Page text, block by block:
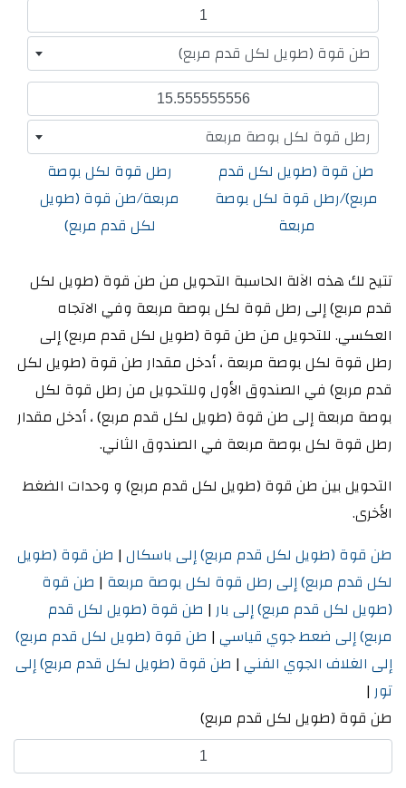
طن قوة (طويل لكل قدم مربع)
رطل قوة لكل بوصة مربعة
طن قوة (طويل لكل قدم
مربع)/رطل قوة لكل بوصة
مربعة
رطل قوة لكل بوصة
مربعة/طن قوة (طويل
لكل قدم مربع)
تتيح لك هذه الآلة الحاسبة التحويل من طن قوة (طويل لكل
قدم مربع) إلى رطل قوة لكل بوصة مربعة وفي الاتجاه
العكسي. للتحويل من طن قوة (طويل لكل قدم مربع) إلى
رطل قوة لكل بوصة مربعة ، أدخل مقدار طن قوة (طويل لكل
قدم مربع) في الصندوق الأول وللتحويل من رطل قوة لكل
بوصة مربعة إلى طن قوة (طويل لكل قدم مربع) ، أدخل مقدار
رطل قوة لكل بوصة مربعة في الصندوق الثاني.
التحويل بين طن قوة (طويل لكل قدم مربع) و وحدات الضغط
الأخرى.
طن قوة (طويل لكل قدم مربع) إلى باسكال | طن قوة (طويل
لكل قدم مربع) إلى رطل قوة لكل بوصة مربعة | طن قوة
(طويل لكل قدم مربع) إلى بار | طن قوة (طويل لكل قدم
مربع) إلى ضعط جوي قياسي | طن قوة (طويل لكل قدم مربع)
إلى الغلاف الجوي الفني | طن قوة (طويل لكل قدم مربع) إلى
تور |
طن قوة (طويل لكل قدم مربع)